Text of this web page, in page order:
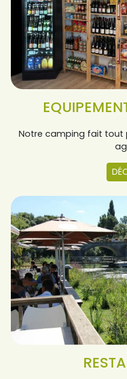
Notre camping fait tout